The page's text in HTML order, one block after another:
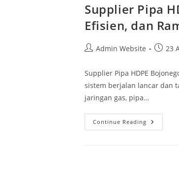
Supplier Pipa
Efisien, dan
Admin Website 23
Supplier Pipa HDPE
sistem berjalan lancar dan
jaringan gas, pipa…
Continue Reading